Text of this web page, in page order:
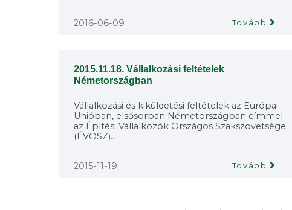
2016-06-09 Tovább
2015.11.18. Vállalkozási feltételek
Németországban
Vállalkozási és kiküldetési feltételek az Európai
Unióban, elsősorban Németországban címmel
az Építési Vállalkozók Országos Szakszövetsége
(ÉVOSZ)...
2015-11-19 Tovább